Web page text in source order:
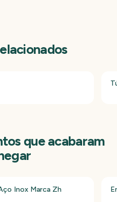
que acabaram
Inox Marca Zh